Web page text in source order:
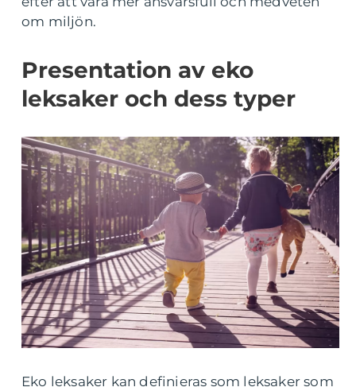
om miljön.
Presentation av eko
leksaker och dess typer
Eko leksaker kan definieras som leksaker som